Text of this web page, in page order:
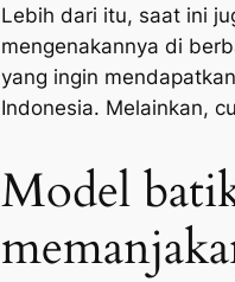
Lebih dari itu, saat ini
mengenakannya di
yang ingin
Indonesia. Melainkan,
Model